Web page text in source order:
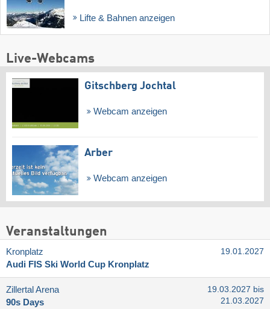
Lifte & Bahnen anzeigen
Live-Webcams
Gitschberg Jochtal
Webcam anzeigen
Arber
Webcam anzeigen
Veranstaltungen
Kronplatz
Audi FIS Ski World Cup Kronplatz
19.01.2027
Zillertal Arena
90s Days
19.03.2027 bis
21.03.2027